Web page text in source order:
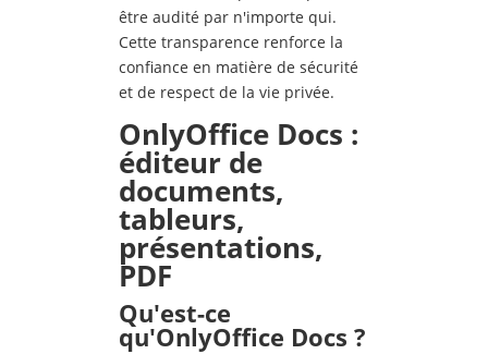
être audité par n'importe qui.
Cette transparence renforce la
confiance en matière de sécurité
et de respect de la vie privée.
OnlyOffice Docs :
éditeur de
documents,
tableurs,
présentations,
PDF
Qu'est-ce
qu'OnlyOffice Docs ?